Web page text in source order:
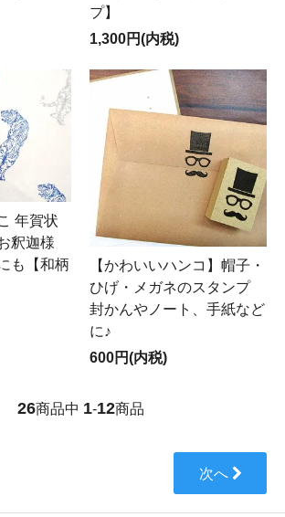
プ】
1,300円(内税)
年賀状
釈迦様
も【和柄
【かわいいハンコ】帽子・
ひげ・メガネのスタンプ
封かんやノート、手紙など
に♪
600円(内税)
26商品中 1-12商品
次へ